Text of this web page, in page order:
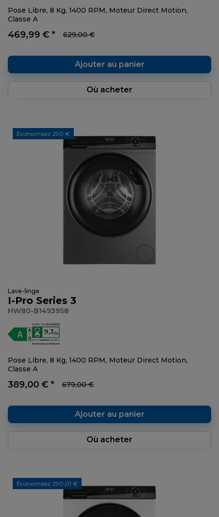
Pose Libre, 8 Kg, 1400 RPM, Moteur Direct Motion,
Classe A
469,99 € * 629,00 €
Ajouter au panier
Où acheter
Économisez 290 €
Lave-linge
I-Pro Series 3
HW80-B14939S8
9,3/10
Pose Libre, 8 Kg, 1400 RPM, Moteur Direct Motion,
Classe A
389,00 € * 679,00 €
Ajouter au panier
Où acheter
Économisez 290,01 €